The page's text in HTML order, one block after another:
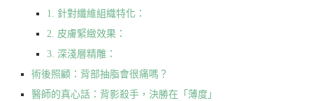
1. 針對纖維組織特化：
2. 皮膚緊緻效果：
3. 深淺層精雕：
術後照顧：背部抽脂會很痛嗎？
醫師的真心話：背影殺手，決勝在「薄度」